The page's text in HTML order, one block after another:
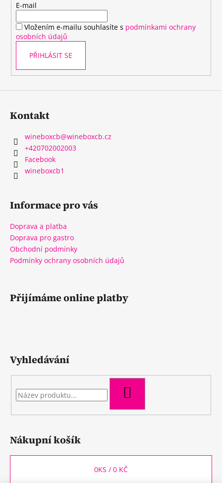
E-mail
Vložením e-mailu souhlasíte s podmínkami ochrany
osobních údajů
PŘIHLÁSIT SE
Kontakt
wineboxcb@wineboxcb.cz
+420702002003
Facebook
wineboxcb1
Informace pro vás
Doprava a platba
Doprava pro gastro
Obchodní podmínky
Podmínky ochrany osobních údajů
Přijímáme online platby
Vyhledávání
Nákupní košík
0KS / 0 KČ